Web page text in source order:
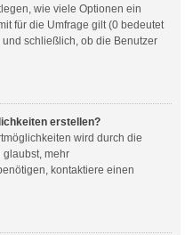
wie viele Optionen ein
für die Umfrage gilt (0 bedeutet
schließlich, ob die Benutzer
erstellen?
wird durch die
glaubst, mehr
kontaktiere einen